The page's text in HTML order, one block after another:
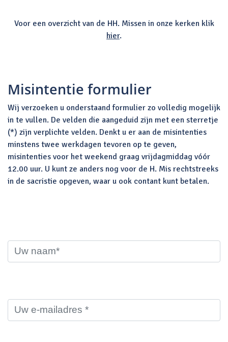
Voor een overzicht van de HH. Missen in onze kerken klik
hier.
Misintentie formulier
Wij verzoeken u onderstaand formulier zo volledig mogelijk
in te vullen. De velden die aangeduid zijn met een sterretje
(*) zijn verplichte velden. Denkt u er aan de misintenties
minstens twee werkdagen tevoren op te geven,
misintenties voor het weekend graag vrijdagmiddag vóór
12.00 uur. U kunt ze anders nog voor de H. Mis rechtstreeks
in de sacristie opgeven, waar u ook contant kunt betalen.